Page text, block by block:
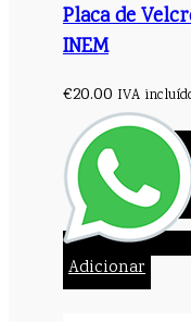
Placa de
INEM
€20.00 IVA
Adicionar